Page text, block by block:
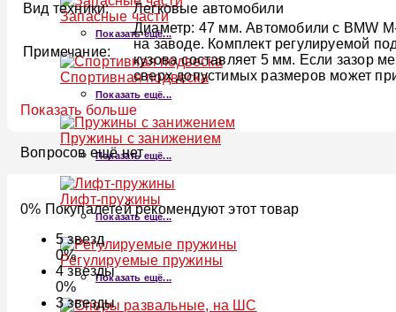
Запасные части
Показать ещё...
Спортивная подвеска
Показать ещё...
Пружины с занижением
Показать ещё...
Лифт-пружины
Показать ещё...
Регулируемые пружины
Показать ещё...
Вид техники:
Легковые автомобили
Примечание:
Диаметр: 47 мм. Автомобили с BMW
на заводе. Комплект регулируемой
кузова составляет 5 мм. Если зазор
сверх допустимых размеров может
Показать больше
Вопросов ещё нет
0% Покупалетей рекомендуют этот товар
5звезд
0%
4звезды
0%
3звезды